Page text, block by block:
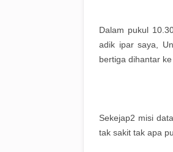
Dalam pukul
adik ipar saya,
bertiga dihantar
Sekejap2 misi
tak sakit tak apa